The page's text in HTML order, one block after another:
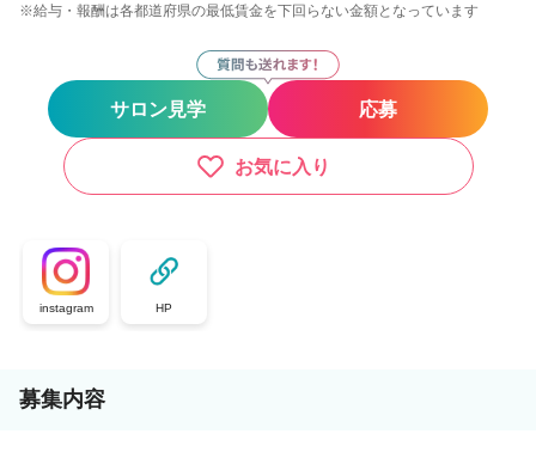
※給与・報酬は各都道府県の最低賃金を下回らない金額となっています
サロン見学 応募
お気に入り
instagram HP
募集内容